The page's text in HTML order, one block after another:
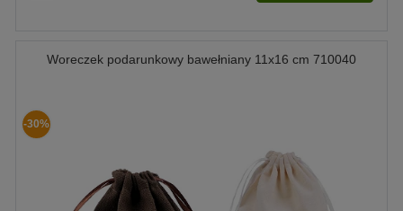
Woreczek podarunkowy bawełniany 11x16 cm 710040
-30%